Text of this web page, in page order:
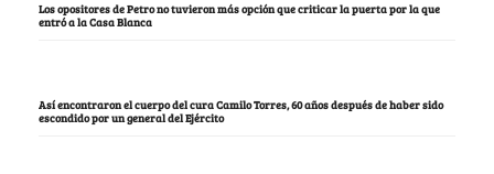
Los opositores de Petro no tuvieron más opción que criticar la puerta por la que
entró a la Casa Blanca
Así encontraron el cuerpo del cura Camilo Torres, 60 años después de haber sido
escondido por un general del Ejército